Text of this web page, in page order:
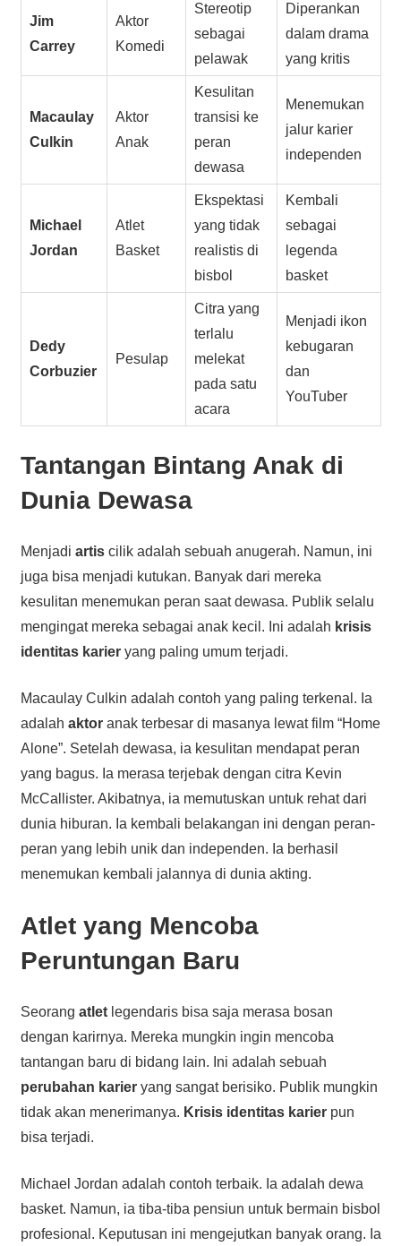
Jim
Carrey
Aktor
Komedi
Stereotip
sebagai
pelawak
Diperankan
dalam drama
yang kritis
Macaulay
Culkin
Aktor
Anak
Kesulitan
transisi ke
peran
dewasa
Menemukan
jalur karier
independen
Michael
Jordan
Atlet
Basket
Ekspektasi
yang tidak
realistis di
bisbol
Kembali
sebagai
legenda
basket
Dedy
Corbuzier
Pesulap
Citra yang
terlalu
melekat
pada satu
acara
Menjadi ikon
kebugaran
dan
YouTuber
Tantangan Bintang Anak di
Dunia Dewasa
Menjadi artiscilik adalah sebuah anugerah. Namun, ini
juga bisa menjadi kutukan. Banyak dari mereka
kesulitan menemukan peran saat dewasa. Publik selalu
mengingat mereka sebagai anak kecil. Ini adalah krisis
identitas karieryang paling umum terjadi.
Macaulay Culkin adalah contoh yang paling terkenal. Ia
adalah aktoranak terbesar di masanya lewat film “Home
Alone”. Setelah dewasa, ia kesulitan mendapat peran
yang bagus. Ia merasa terjebak dengan citra Kevin
McCallister. Akibatnya, ia memutuskan untuk rehat dari
dunia hiburan. Ia kembali belakangan ini dengan peran-
peran yang lebih unik dan independen. Ia berhasil
menemukan kembali jalannya di dunia akting.
Atletyang Mencoba
Peruntungan Baru
Seorang atletlegendaris bisa saja merasa bosan
dengan karirnya. Mereka mungkin ingin mencoba
tantangan baru di bidang lain. Ini adalah sebuah
perubahan karieryang sangat berisiko. Publik mungkin
tidak akan menerimanya. Krisis identitas karierpun
bisa terjadi.
Michael Jordan adalah contoh terbaik. Ia adalah dewa
basket. Namun, ia tiba-tiba pensiun untuk bermain bisbol
profesional. Keputusan ini mengejutkan banyak orang. Ia